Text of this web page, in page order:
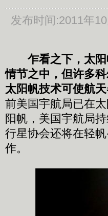
发布时间:2011年
乍看之下，太
情节之中，但许多
太阳帆技术可使航
前美国宇航局已在
阳帆，美国宇航局
行星协会还将在轻
作。